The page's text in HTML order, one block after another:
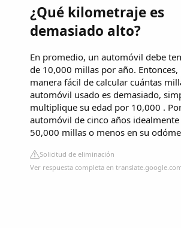
¿Qué kilometraje es
demasiado alto?
En promedio, un automóvil debe
de 10,000 millas por año. Entonces,
manera fácil de calcular cuántas
automóvil usado es demasiado,
multiplique su edad por 10,000 .
automóvil de cinco años
50,000 millas o menos en su
Solicitud de eliminación
Ver respuesta completa en